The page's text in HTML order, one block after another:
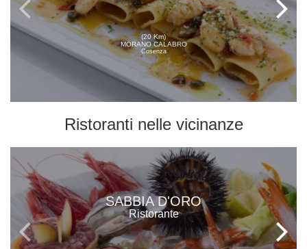
(20 Km)
MORANO CALABRO
Cosenza
Ristoranti nelle vicinanze
SABBIA D'ORO
Ristorante